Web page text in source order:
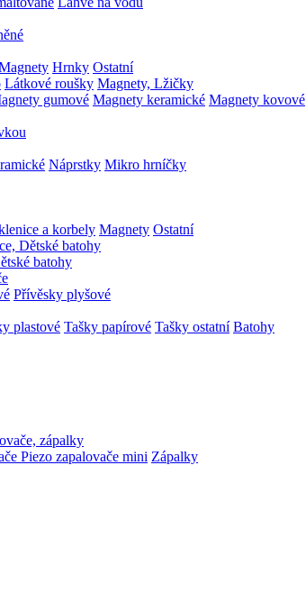
Hrnky Ostatní
Látkové roušky Magnety, Lžičky
gumové Magnety keramické Magnety kovové
Náprstky Mikro hrníčky
a korbely Magnety Ostatní
Dětské batohy
batohy
Přívěsky plyšové
plastové Tašky papírové Tašky ostatní Batohy
zápalky
Piezo zapalovače mini Zápalky